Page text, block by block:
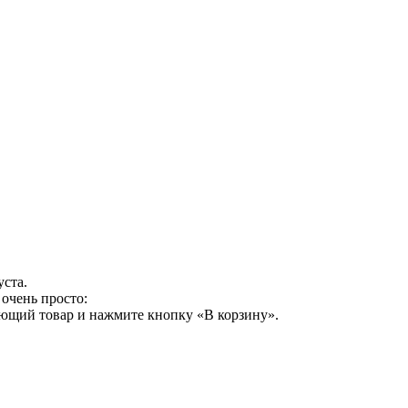
просто:
товар и нажмите кнопку «В корзину».